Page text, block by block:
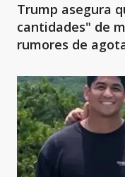
Trump asegura que EE. UU. tiene "enormes
cantidades" de
rumores de